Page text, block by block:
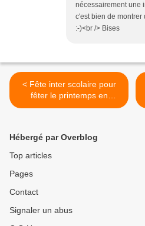
nécessairement une
c'est bien de montrer
:-)<br /> Bises
< Fête inter scolaire pour
fêter le printemps en
poésie...
Hébergé par Overblog
Top articles
Pages
Contact
Signaler un abus